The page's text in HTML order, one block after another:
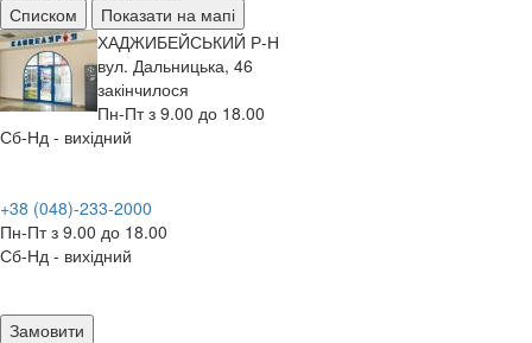
Списком
Показати на мапі
ХАДЖИБЕЙСЬКИЙ Р-Н
вул. Дальницька, 46
закінчилося
Пн-Пт з 9.00 до 18.00
Сб-Нд - вихідний
+38 (048)-233-2000
Пн-Пт з 9.00 до 18.00
Сб-Нд - вихідний
Замовити